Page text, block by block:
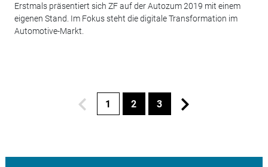
Erstmals präsentiert sich ZF auf der Autozum 2019 mit einem
eigenen Stand. Im Fokus steht die digitale Transformation im
Automotive-Markt.
1 2 3